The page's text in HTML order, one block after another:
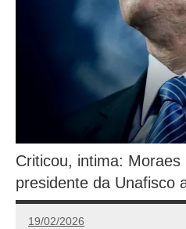
Criticou, intima:
presidente da Unafisco
19/02/2026